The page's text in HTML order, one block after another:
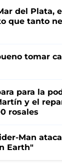
del Plata,
que tanto
tomar
para la
y el
rosales
Man
Earth"